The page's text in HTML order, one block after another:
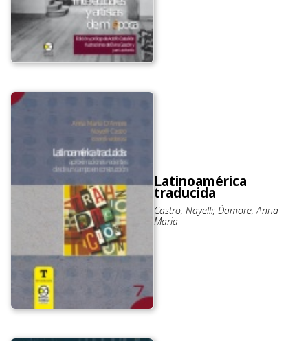
Latinoamérica
traducida
Castro, Nayelli; D´amore, Anna
Maria